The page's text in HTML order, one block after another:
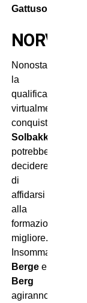
Gattuso
NORVEGIA
Nonostante
la
qualificazione
virtualmente
conquistata,
Solbakken
potrebbe
decidere
di
affidarsi
alla
formazione
migliore.
Insomma:
Berge e
Berg
agiranno